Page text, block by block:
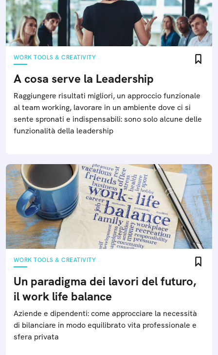
WORK TOOLS & CREATIVITY
A cosa serve la Leadership
Raggiungere risultati migliori, un approccio funzionale
al team working, lavorare in un ambiente dove ci si
sente spronati e indispensabili: sono solo alcune delle
funzionalità della leadership
WORK TOOLS & CREATIVITY
Un paradigma dei lavori del futuro,
il work life balance
Aziende e dipendenti: come approcciare la necessità
di bilanciare in modo equilibrato vita professionale e
sfera privata